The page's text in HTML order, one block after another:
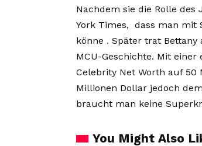
Nachdem sie die Rolle des
York Times, dass man mit
könne . Später trat
MCU-Geschichte. Mit
Celebrity Net Worth auf 50
Millionen Dollar jedoch
braucht man keine
You Might Also